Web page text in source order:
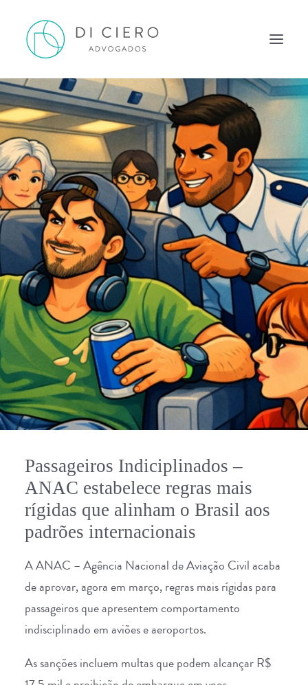
HOME
INSPIRAÇÃO
ATUAÇÃO
EQUIPE
NEWS DI CIERO
CONTATO
PORTUGUÊS
Passageiros Indiciplinados –
ANAC estabelece regras mais
rígidas que alinham o Brasil aos
padrões internacionais
A ANAC – Agência Nacional de Aviação Civil acaba
de aprovar, agora em março, regras mais rígidas para
passageiros que apresentem comportamento
indisciplinado em aviões e aeroportos.
As sanções incluem multas que podem alcançar R$